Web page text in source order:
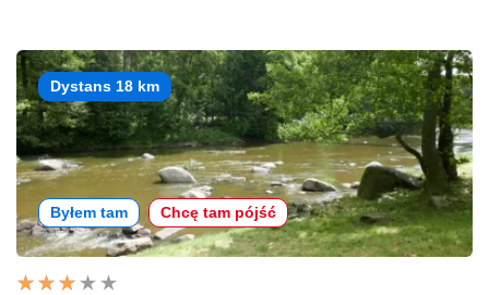
Dystans 18 km
Byłem tam Chcę tam pójść